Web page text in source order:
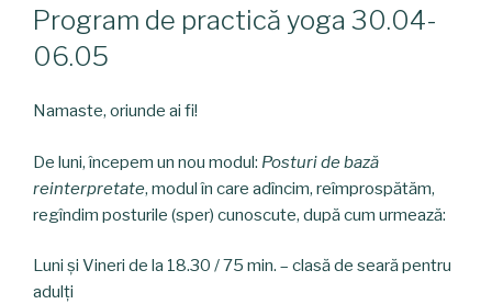
ON
Program de practică yoga 30.04-
06.05
Namaste, oriunde ai fi!
De luni, începem un nou modul: Posturi de bază
reinterpretate, modul în care adîncim, reîmprospătăm,
regîndim posturile (sper) cunoscute, după cum urmează:
Luni și Vineri de la 18.30 / 75 min. – clasă de seară pentru
adulți